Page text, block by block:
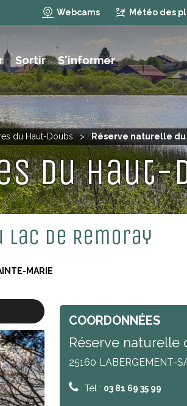
Webcams Météo des
Sortir S'informer
du Haut-Doubs > Réserve naturelle
du Haut-
de Remoray
MARIE
COORDONNÉES
Réserve naturelle
25160 LABERGEMENT-
Tél : 03 81 69 35 99